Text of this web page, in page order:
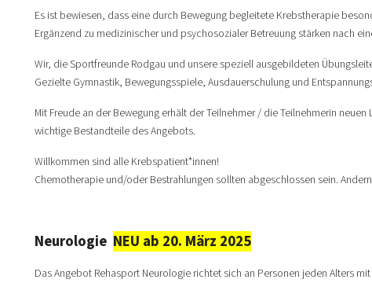
Es ist bewiesen, dass eine durch Bewegung begleitete Krebstherapie
Ergänzend zu medizinischer und psychosozialer Betreuung stärken nach
Wir, die Sportfreunde Rodgau und unsere speziell ausgebildeten
Gezielte Gymnastik, Bewegungsspiele, Ausdauerschulung und
Mit Freude an der Bewegung erhält der Teilnehmer / die Teilnehmerin
wichtige Bestandteile des Angebots.
Willkommen sind alle Krebspatient*innen!
Chemotherapie und/oder Bestrahlungen sollten abgeschlossen sein.
Neurologie NEU ab 20. März 2025
Das Angebot Rehasport Neurologie richtet sich an Personen jeden Alters